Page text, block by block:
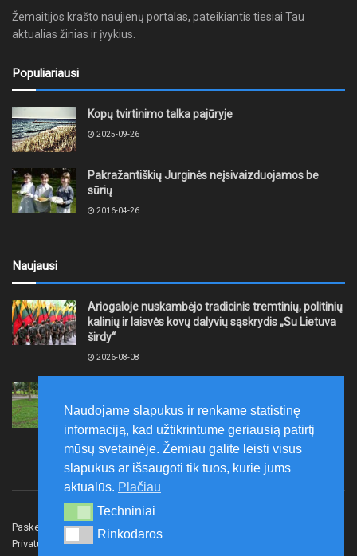
Žemaitijos krašto naujienų portalas, pateikiantis tiesiai Tau
aktualias žinias ir įvykius.
Populiariausi
Kopų tvirtinimo talka pajūryje
2025-09-26
Pakražantiškių Jurginės neįsivaizduojamos be
sūrių
2016-04-26
Naujausi
Ariogaloje nuskambėjo tradicinis tremtinių, politinių
kalinių ir laisvės kovų dalyvių sąskrydis „Su Lietuva
širdy“
2026-08-08
laikytis Kelių eismo taisyklių, tausoti aplinką
2026-08-08
Paskelbk naujieną Rašyti redakcijai
Privatumo politika
Naudojame slapukus ir renkame statistinę
informaciją, kad užtikrintume geriausią patirtį
mūsų svetainėje. Žemiau galite leisti visus
slapukus ar išsaugoti tik tuos, kurie jums
aktualūs. Plačiau
Techniniai
Techniniai
Rinkodaros
Rinkodaros